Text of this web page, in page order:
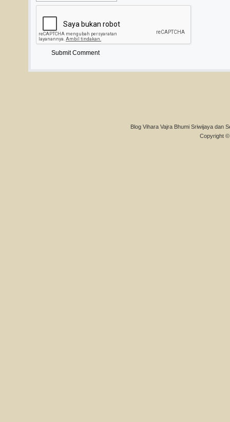
Blog Vihara Vajra Bhumi Sriwijaya dan
Copyright ©